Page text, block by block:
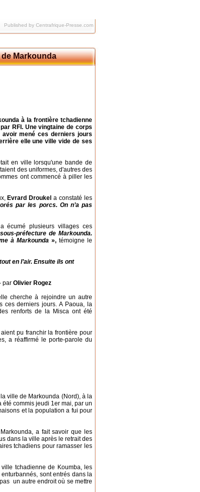
Published by Centrafrique-Presse.com
Markounda
à la frontière tchadienne
RFI. Une vingtaine de corps
mené ces derniers jours
elle une ville vide de ses
en ville lorsqu'une bande de
des uniformes, d'autres des
ont commencé à piller les
Evrard Droukel a constaté les
par les porcs. On n’a pas
écumé plusieurs villages ces
préfecture de Markounda.
à Markounda», témoigne le
en l’air. Ensuite ils ont
par Olivier Rogez
cherche à rejoindre un autre
ces derniers jours. A Paoua, la
renforts de la Misca ont été
pu franchir la frontière pour
a réaffirmé le porte-parole du
ville de Markounda (Nord), à la
été commis jeudi 1er mai, par un
et la population a fui pour
a fait savoir que les
dans la ville après le retrait des
tchadiens pour ramasser les
tchadienne de Koumba, les
sont entrés dans la
un autre endroit où se mettre